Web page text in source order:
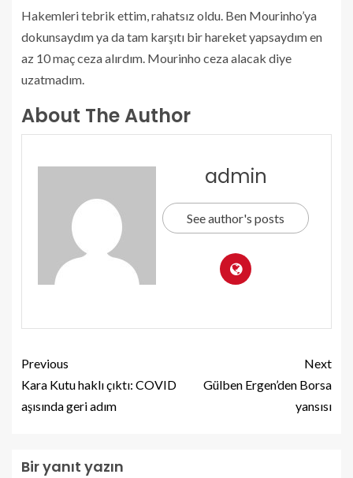
Hakemleri tebrik ettim, rahatsız oldu. Ben Mourinho’ya
dokunsaydım ya da tam karşıtı bir hareket yapsaydım en
az 10 maç ceza alırdım. Mourinho ceza alacak diye
uzatmadım.
About The Author
admin
See author's posts
Previous
Kara Kutu haklı çıktı: COVID
aşısında geri adım
Next
Gülben Ergen’den Borsa
yansısı
Bir yanıt yazın